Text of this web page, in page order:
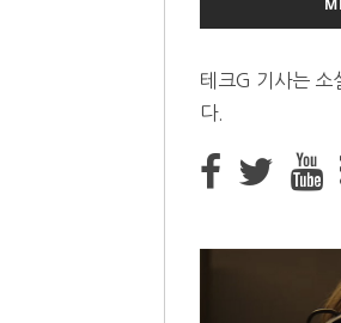
테크G 기사는 소
다.